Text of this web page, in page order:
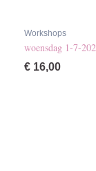
Workshops
woensdag 1-7-
€ 16,00